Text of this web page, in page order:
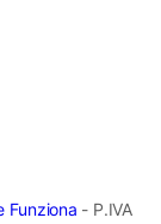
Funziona - P.IVA